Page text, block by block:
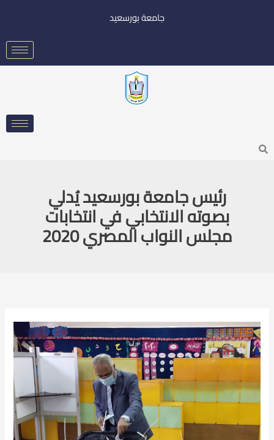
جامعة بورسعيد
Search
رئيس جامعة بورسعيد يُدلي
بصوته الانتخابي في انتخابات
مجلس النواب المصري 2020